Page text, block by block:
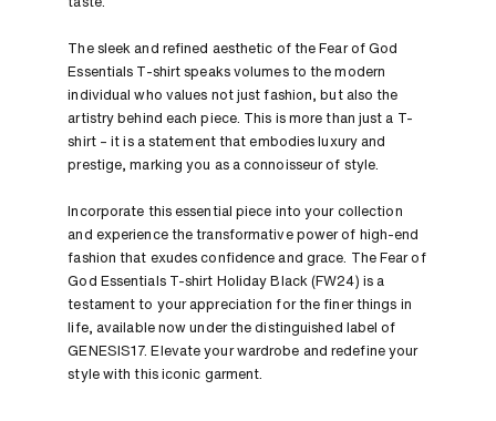
The sleek and refined aesthetic of the Fear of God
Essentials T-shirt speaks volumes to the modern
individual who values not just fashion, but also the
artistry behind each piece. This is more than just a T-
shirt – it is a statement that embodies luxury and
prestige, marking you as a connoisseur of style.
Incorporate this essential piece into your collection
and experience the transformative power of high-end
fashion that exudes confidence and grace. The Fear of
God Essentials T-shirt Holiday Black (FW24) is a
testament to your appreciation for the finer things in
life, available now under the distinguished label of
GENESIS17. Elevate your wardrobe and redefine your
style with this iconic garment.